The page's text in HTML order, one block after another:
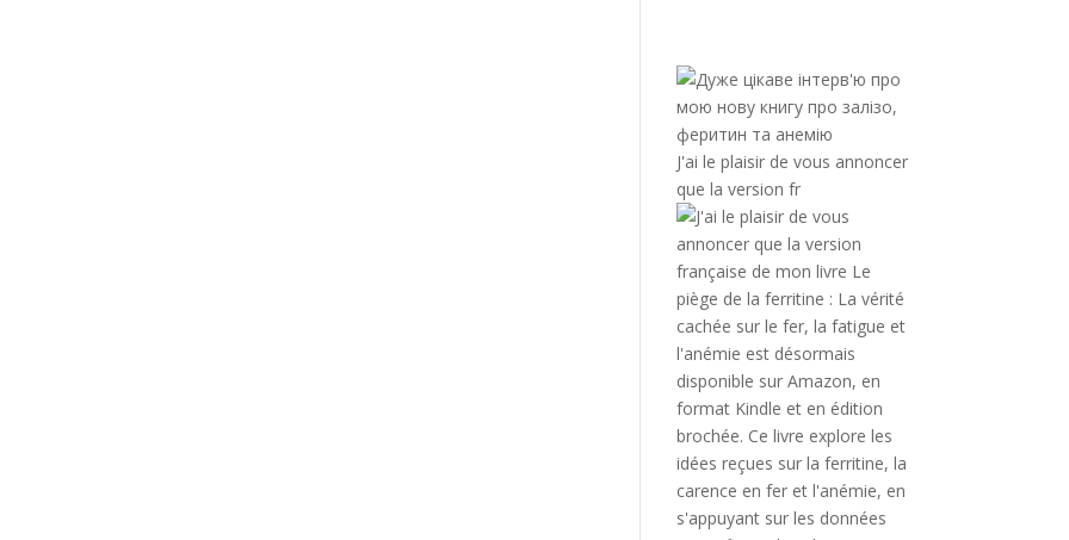
J'ai le plaisir de vous annoncer
que la version fr